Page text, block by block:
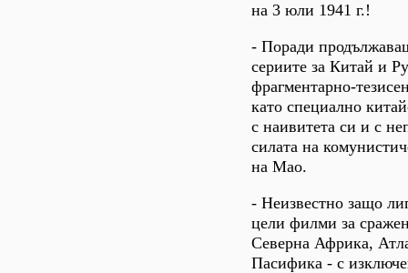
на 3 юли 1941 г.!
- Поради
сериите за Китай и
фрагментарно-
като специално
с наивитета си и с
силата на
на Мао.
- Неизвестно защо
цели филми за
Северна Африка,
Пасифика - с